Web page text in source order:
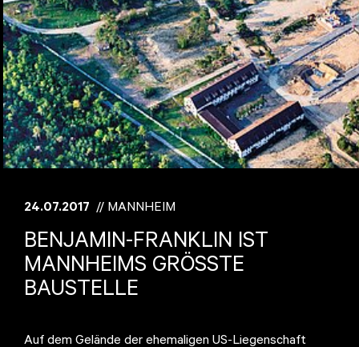
24.07.2017 // MANNHEIM
BENJAMIN-FRANKLIN IST
MANNHEIMS GRÖSSTE B
AUSTELLE
Auf dem Gelände der ehemaligen US-Liegenschaft